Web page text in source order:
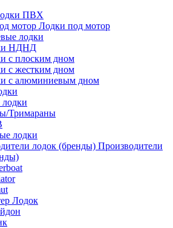
ПВХ
Лодки под мотор
лодки
НДНД
с плоским дном
с жестким дном
с алюминиевым дном
Тримараны
лодки
Производители
Лодок